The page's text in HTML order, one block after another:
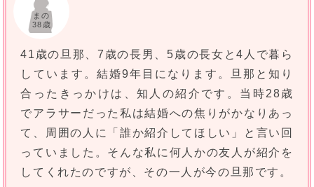
まの
38歳
41歳の旦那、7歳の長男、5歳の長女と4人で暮ら
しています。結婚9年目になります。旦那と知り
合ったきっかけは、知人の紹介です。当時28歳
でアラサーだった私は結婚への焦りがかなりあっ
て、周囲の人に「誰か紹介してほしい」と言い回
っていました。そんな私に何人かの友人が紹介を
してくれたのですが、その一人が今の旦那です。